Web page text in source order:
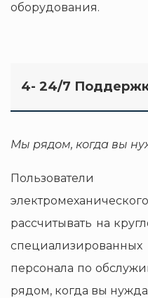
оборудования.
4- 24/7
Мы рядом, когда вы
рассчитывать на
персонала по
рядом, когда вы